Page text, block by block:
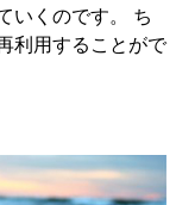
いくのです。 ち
利用することがで